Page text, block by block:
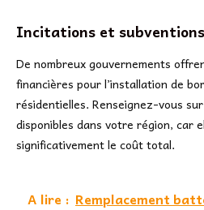
Incitations et subventions
De nombreux gouvernements
financières pour l’installation de
résidentielles. Renseignez-vous
disponibles dans votre région, car
significativement le coût total.
A lire : Remplacement